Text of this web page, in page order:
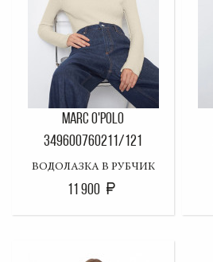
MARC O'POLO
349600760211/121
ВОДОЛАЗКА В РУБЧИК
11 900